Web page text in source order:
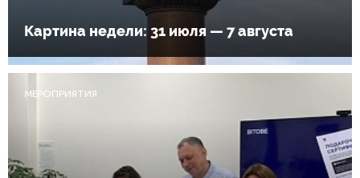
Картина недели: 31 июля — 7 августа
МЕРОПРИЯТИЯ